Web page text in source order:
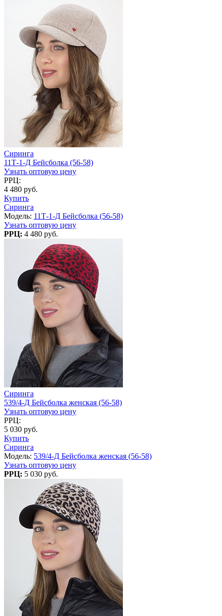
Сиринга
11Т-1-Д Бейсболка (56-58)
Узнать оптовую цену
РРЦ:
4 480 руб.
Купить
Сиринга
Модель: 11Т-1-Д Бейсболка (56-58)
Узнать оптовую цену
РРЦ: 4 480 руб.
Сиринга
539/4-Д Бейсболка женская (56-58)
Узнать оптовую цену
РРЦ:
5 030 руб.
Купить
Сиринга
Модель: 539/4-Д Бейсболка женская (56-58)
Узнать оптовую цену
РРЦ: 5 030 руб.